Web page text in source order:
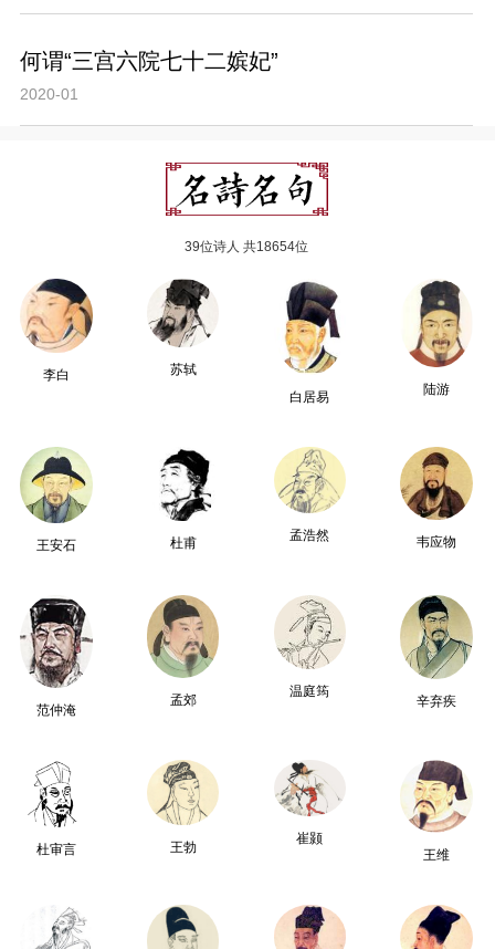
何谓“三宫六院七十二嫔妃”
2020-01
39位诗人 共18654位
李白
苏轼
白居易
陆游
王安石 杜甫
孟浩然 韦应物
范仲淹
孟郊
温庭筠
辛弃疾
杜审言 王勃
崔颢
王维